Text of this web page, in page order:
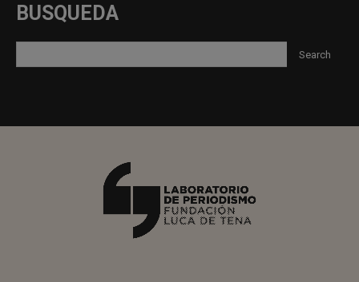
BUSQUEDA